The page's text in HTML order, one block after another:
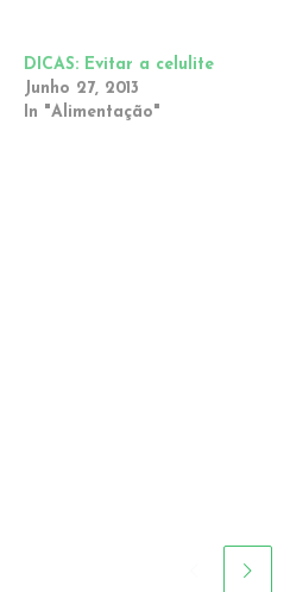
DICAS: Evitar a celulite
Junho 27, 2013
In "Alimentação"